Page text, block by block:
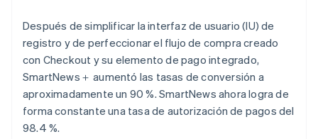
Después de simplificar la interfaz de usuario (IU) de
registro y de perfeccionar el flujo de compra creado
con Checkout y su elemento de pago integrado,
SmartNews＋ aumentó las tasas de conversión a
aproximadamente un 90 %. SmartNews ahora logra de
forma constante una tasa de autorización de pagos del
98.4 %.